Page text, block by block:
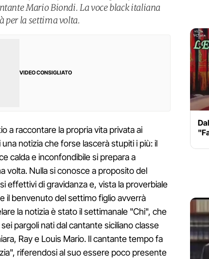
Mario Biondi. La voce black italiana
per la settima volta.
VIDEO CONSIGLIATO
a raccontare la propria vita privata ai
notizia che forse lascerà stupiti i più: il
calda e inconfondibile si prepara a
volta. Nulla si conosce a proposito del
effettivi di gravidanza e, vista la proverbiale
il benvenuto del settimo figlio avverrà
la notizia è stato il settimanale "Chi", che
pargoli nati dal cantante siciliano classe
Ray e Louis Mario. Il cantante tempo fa
riferendosi al suo essere poco presente